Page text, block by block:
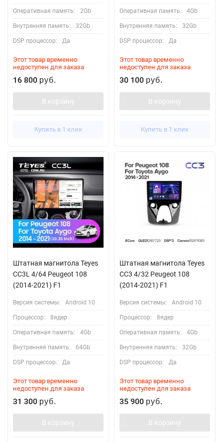
Оперативная память: 2Gb
Внутренняя память: 32Gb
DSP процессор: Да
Этот товар временно
недоступен для заказа
16 800 руб.
В корзину
Купить в 1 клик
Оперативная память: 4Gb
Внутренняя память: 32Gb
DSP процессор: Да
Этот товар временно
недоступен для заказа
30 100 руб.
В корзину
Купить в 1 клик
Штатная магнитола Teyes
CC3L 4/64 Peugeot 108
(2014-2021) F1
Версия системы: Android 10
Процессор: 8ядер
Оперативная память: 4Gb
Внутренняя память: 64Gb
DSP процессор: Да
Этот товар временно
недоступен для заказа
31 300 руб.
В корзину
Штатная магнитола Teyes
CC3 4/32 Peugeot 108
(2014-2021) F1
Версия системы: Android 10
Процессор: 8ядер
Оперативная память: 4Gb
Внутренняя память: 32Gb
DSP процессор: Да
Этот товар временно
недоступен для заказа
35 900 руб.
В корзину